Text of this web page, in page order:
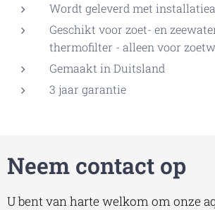
Wordt geleverd met
Geschikt voor zoet- en
thermofilter - alleen voor
Gemaakt in Duitsland
3 jaar garantie
Neem contact op
U bent van harte welkom om onze